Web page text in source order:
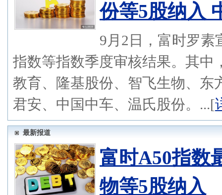
份等5股纳入
9月2日，富时罗素
指数等指数季度审核结果。其中
教育、隆基股份、智飞生物、东
君安、中国中车、温氏股份。...[
最新报道
富时A50指数
物等5股纳入